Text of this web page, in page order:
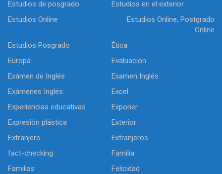
Estudios de posgrado
Estudios en el exterior
Estudios Online
Estudios Online; Postgrado
Online
Estudios Posgrado
Ética
Europa
Evaluación
Exámen de Inglés
Examen Inglés
Exámenes Inglés
Excel
Experiencias educativas
Exponer
Expresión plástica
Exterior
Extranjero
Extranjeros
fact-checking
Familia
Familias
Felicidad